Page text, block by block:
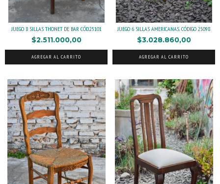
JUEGO 8 SILLAS THONET DE BAR CÓD.25101
$2.511.000,00
AGREGAR AL CARRITO
JUEGO 6 SILLAS AMERICANAS. CÓDIGO 25098
$3.028.860,00
AGREGAR AL CARRITO